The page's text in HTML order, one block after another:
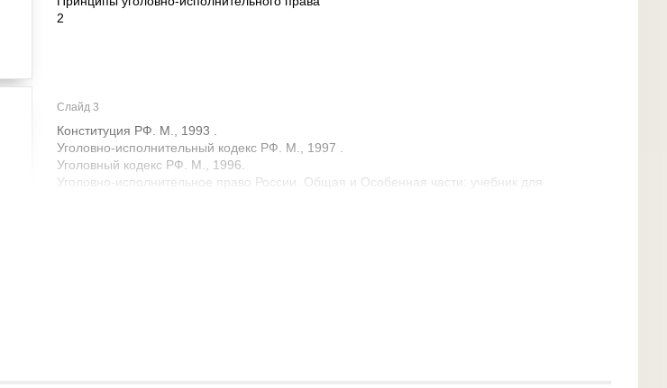
2
Слайд 3
Конституция РФ. М., 1993 .
Уголовно-исполнительный кодекс РФ. М., 1997 .
Уголовный кодекс РФ. М., 1996.
Уголовно-исполнительное право России. Общая и Особенная части: учебник для